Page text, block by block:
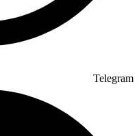
Telegram